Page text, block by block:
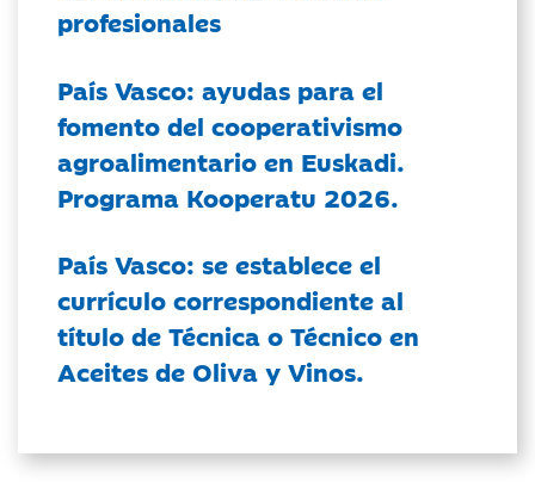
profesionales
País Vasco: ayudas para el
fomento del cooperativismo
agroalimentario en Euskadi.
Programa Kooperatu 2026.
País Vasco: se establece el
currículo correspondiente al
título de Técnica o Técnico en
Aceites de Oliva y Vinos.